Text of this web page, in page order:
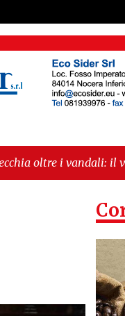
vero nodo è il senso